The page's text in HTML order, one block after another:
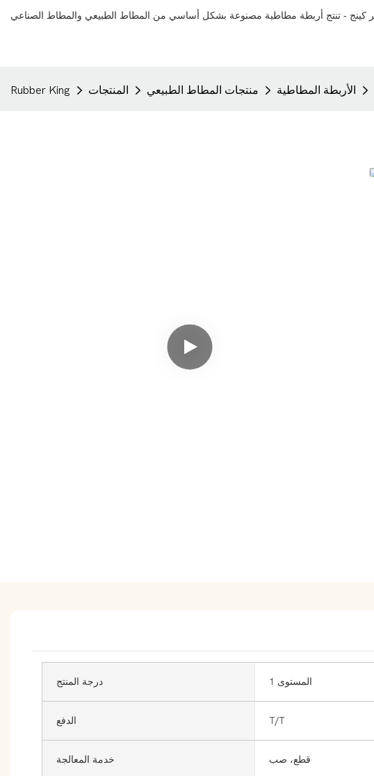
Rubber King المنتجات منتجات المطاط الطبيعي الأربطة المطاطية
درجة المنتج المستوى 1
الدفع T/T
خدمة المعالجة قطع، صب